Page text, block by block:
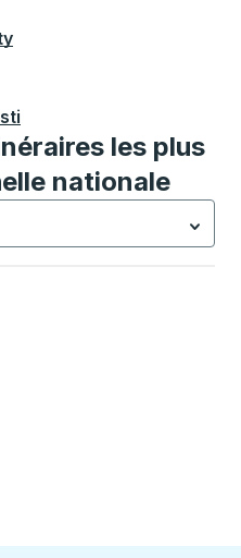
les plus
nationale
New York.La sélection est